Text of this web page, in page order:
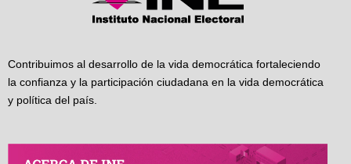
Contribuimos al desarrollo de la vida democrática fortaleciendo
la confianza y la participación ciudadana en la vida democrática
y política del país.